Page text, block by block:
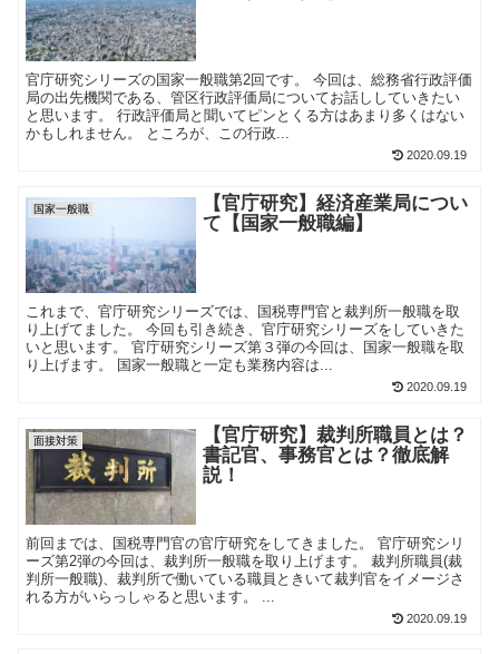
官庁研究シリーズの国家一般職第2回です。 今回は、総務省行政評価
局の出先機関である、管区行政評価局についてお話ししていきたい
と思います。 行政評価局と聞いてピンとくる方はあまり多くはない
かもしれません。 ところが、この行政...
2020.09.19
国家一般職
【官庁研究】経済産業局につい
て【国家一般職編】
これまで、官庁研究シリーズでは、国税専門官と裁判所一般職を取
り上げてました。 今回も引き続き、官庁研究シリーズをしていきた
いと思います。 官庁研究シリーズ第３弾の今回は、国家一般職を取
り上げます。 国家一般職と一定も業務内容は...
2020.09.19
面接対策
【官庁研究】裁判所職員とは？
書記官、事務官とは？徹底解
説！
前回までは、国税専門官の官庁研究をしてきました。 官庁研究シリ
ーズ第2弾の今回は、裁判所一般職を取り上げます。 裁判所職員(裁
判所一般職)、裁判所で働いている職員ときいて裁判官をイメージさ
れる方がいらっしゃると思います。 ...
2020.09.19